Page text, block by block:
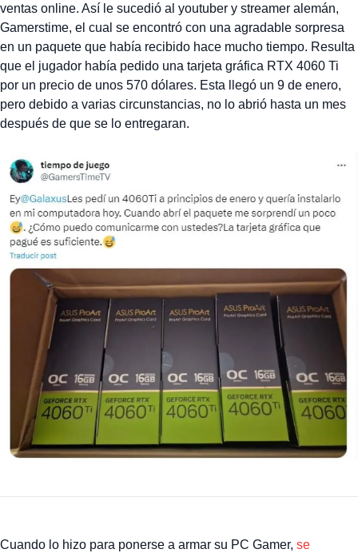
ventas online. Así le sucedió al youtuber y streamer alemán,
Gamerstime, el cual se encontró con una agradable sorpresa
en un paquete que había recibido hace mucho tiempo. Resulta
que el jugador había pedido una tarjeta gráfica RTX 4060 Ti
por un precio de unos 570 dólares. Esta llegó un 9 de enero,
pero debido a varias circunstancias, no lo abrió hasta un mes
después de que se lo entregaran.
Cuando lo hizo para ponerse a armar su PC Gamer, se